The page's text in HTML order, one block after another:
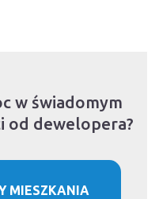
w świadomym
od dewelopera?
MIESZKANIA